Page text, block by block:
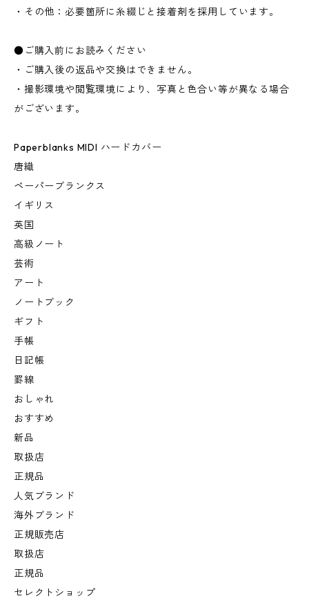
・その他：必要箇所に糸綴じと接着剤を採用しています。
●ご購入前にお読みください
・ご購入後の返品や交換はできません。
・撮影環境や閲覧環境により、写真と色合い等が異なる場合
がございます。
Paperblanks MIDI ハードカバー
唐織
ペーパーブランクス
イギリス
英国
高級ノート
芸術
アート
ノートブック
ギフト
手帳
日記帳
罫線
おしゃれ
おすすめ
新品
取扱店
正規品
人気ブランド
海外ブランド
正規販売店
取扱店
正規品
セレクトショップ